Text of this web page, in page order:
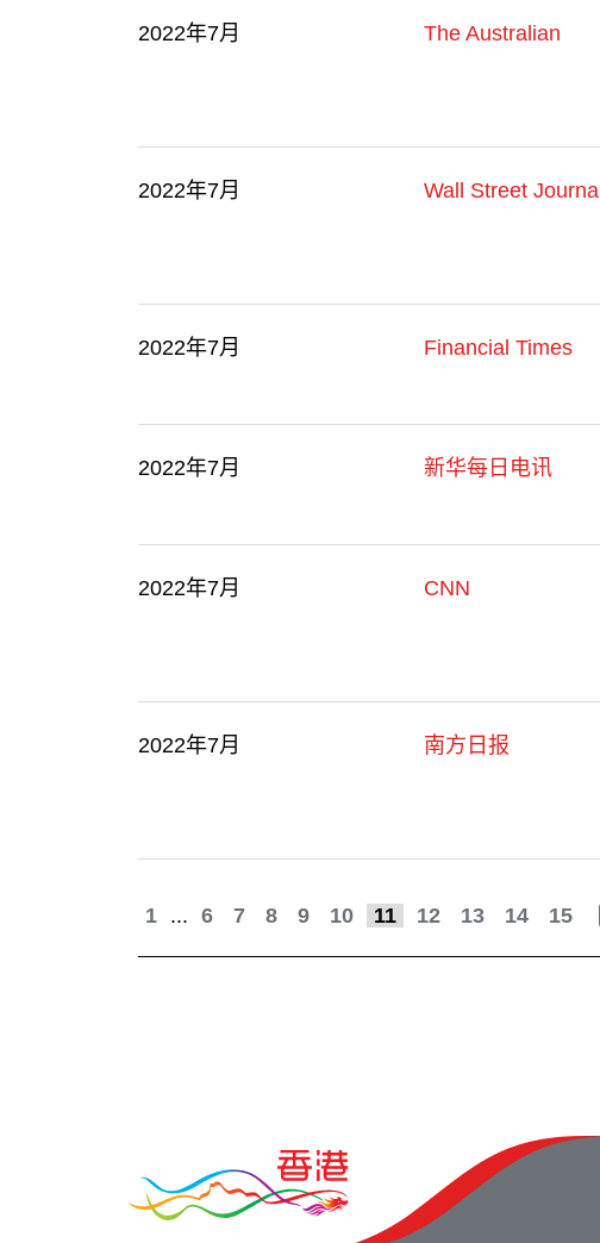
2022年7月 The Australian
2022年7月 Wall Street Journal
2022年7月 Financial Times
2022年7月 新华每日电讯
2022年7月 CNN
2022年7月 南方日报
1 ... 6 7 8 9 10 11 12 13 14 15